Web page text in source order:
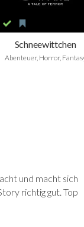
Schneewittchen
Abenteuer, Horror,
und macht sich
richtig gut. Top